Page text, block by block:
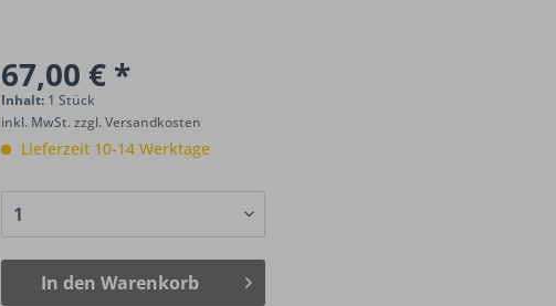
67,00 € *
Inhalt: 1 Stück
inkl. MwSt.zzgl. Versandkosten
Lieferzeit 10-14 Werktage
In den Warenkorb